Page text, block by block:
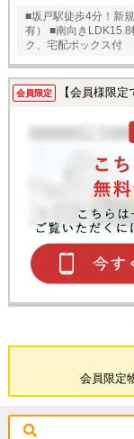
■坂戸駅徒歩4分！新
有） ■南向き
ク、宅配ボックス付
会員限定 【会員様限定
会員限定